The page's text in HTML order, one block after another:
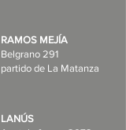
RAMOS MEJÍA
Belgrano 291
partido de La Matanza
LANÚS